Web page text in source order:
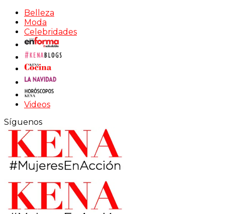
Belleza
Moda
Celebridades
Videos
Síguenos